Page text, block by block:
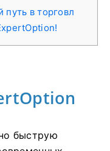
в торговл
быструю